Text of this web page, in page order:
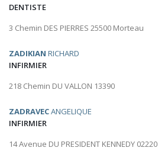
DENTISTE
3 Chemin DES PIERRES 25500 Morteau
ZADIKIAN RICHARD
INFIRMIER
218 Chemin DU VALLON 13390
ZADRAVECANGELIQUE
INFIRMIER
14 Avenue DU PRESIDENT KENNEDY 02220